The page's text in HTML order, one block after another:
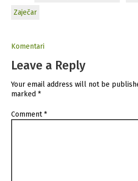
Zaječar
Komentari
Leave a Reply
Your email address will not be
marked*
Comment*